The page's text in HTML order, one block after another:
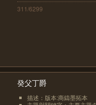
311/6299
癸父丁爵
描述：版本:商鑄墨拓本